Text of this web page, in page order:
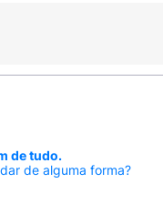
de tudo.
de alguma forma?